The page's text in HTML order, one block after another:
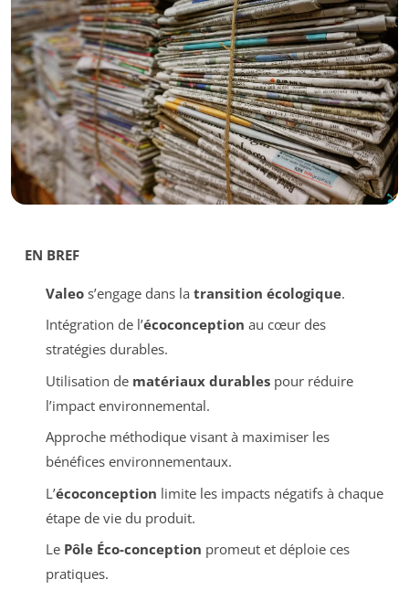
EN BREF
Valeos’engage dans la transition écologique.
Intégration de l’écoconception au cœur des
stratégies durables.
Utilisation de matériaux durablespour réduire
l’impact environnemental.
Approche méthodique visant à maximiser les
bénéfices environnementaux.
L’écoconception limite les impacts négatifs à chaque
étape de vie du produit.
Le Pôle Éco-conception promeut et déploie ces
pratiques.